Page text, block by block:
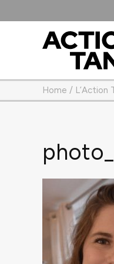
Home / L’Action